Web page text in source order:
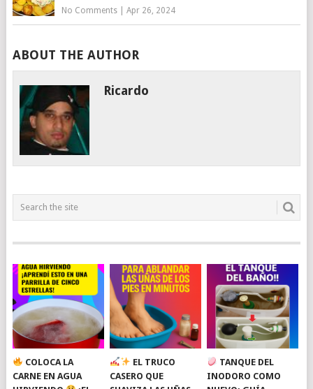
No Comments| Apr 26, 2024
ABOUT THE AUTHOR
Ricardo
COLOCA LA
CARNE EN AGUA
EL TRUCO
CASERO QUE
TANQUE DEL
INODORO COMO